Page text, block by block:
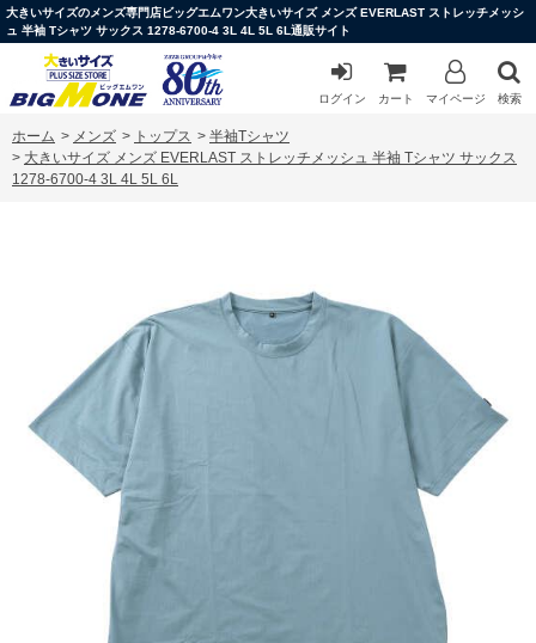
大きいサイズのメンズ専門店ビッグエムワン大きいサイズ メンズ EVERLAST ストレッチメッシ
ュ 半袖 Tシャツ サックス 1278-6700-4 3L 4L 5L 6L通販サイト
ログイン カート マイページ 検索
ホーム > メンズ > トップス > 半袖Tシャツ
> 大きいサイズ メンズ EVERLAST ストレッチメッシュ 半袖 Tシャツ サックス
1278-6700-4 3L 4L 5L 6L